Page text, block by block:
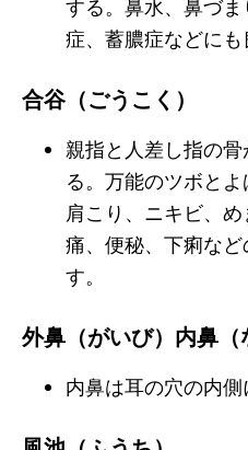
する。鼻水、鼻づ
症、蓄膿症などにも
合谷（ごうこく）
親指と人差し指の
る。万能のツボとよ
肩こり、ニキビ、
痛、便秘、下痢な
す。
外鼻（がいび）内鼻（
内鼻は耳の穴の内側